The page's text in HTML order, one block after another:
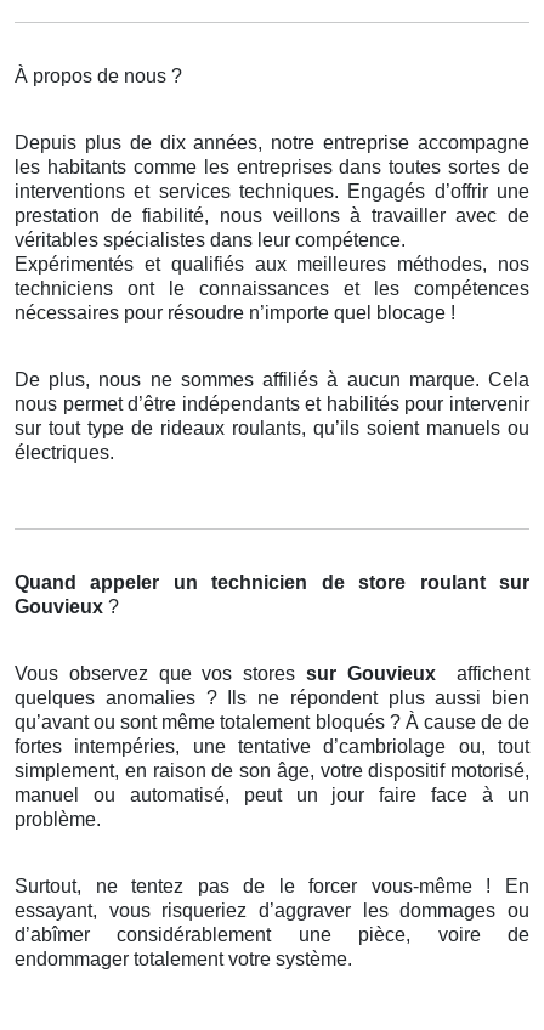
À propos de nous ?
Depuis plus de dix années, notre entreprise accompagne
les habitants comme les entreprises dans toutes sortes de
interventions et services techniques. Engagés d’offrir une
prestation de fiabilité, nous veillons à travailler avec de
véritables spécialistes dans leur compétence.
Expérimentés et qualifiés aux meilleures méthodes, nos
techniciens ont le connaissances et les compétences
nécessaires pour résoudre n’importe quel blocage !
De plus, nous ne sommes affiliés à aucun marque. Cela
nous permet d’être indépendants et habilités pour intervenir
sur tout type de rideaux roulants, qu’ils soient manuels ou
électriques.
Quand appeler un technicien de store roulant
sur
Gouvieux ?
Vous observez que vos stores sur Gouvieux
affichent
quelques anomalies ? Ils ne répondent plus aussi bien
qu’avant ou sont même totalement bloqués ? À cause de de
fortes intempéries, une tentative d’cambriolage ou, tout
simplement, en raison de son âge, votre dispositif motorisé,
manuel ou automatisé, peut un jour faire face à un
problème.
Surtout, ne tentez pas de le forcer vous-même ! En
essayant, vous risqueriez d’aggraver les dommages ou
d’abîmer considérablement une pièce, voire de
endommager totalement votre système.